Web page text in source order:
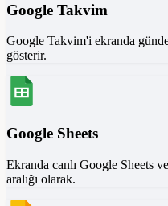
Google Takvim
Google Takvim'i ekranda
gösterir.
Google Sheets
Ekranda canlı Google Sheets
aralığı olarak.